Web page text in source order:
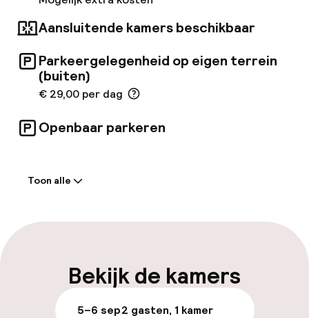
Aansluitende kamers beschikbaar
Parkeergelegenheid op eigen terrein
(buiten)
€ 29,00 per dag
Openbaar parkeren
Meertalige medewerkers
Parkeren & mobiliteit
Toon alle
Bekijk de kamers
5–6 sep2 gasten, 1 kamer